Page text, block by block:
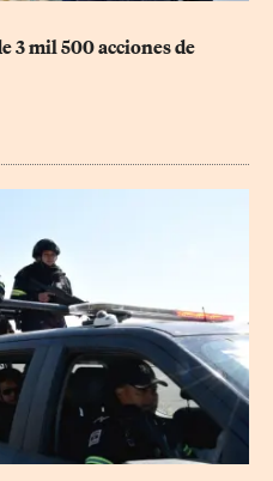
3 mil 500 acciones de